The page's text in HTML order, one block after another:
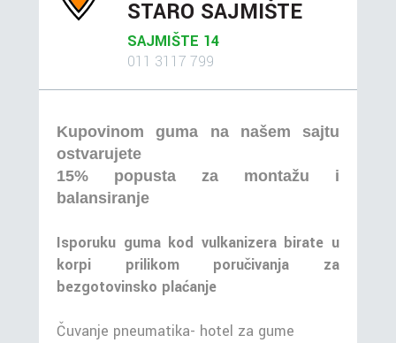
STARO SAJMIŠTE
SAJMIŠTE 14
011 3117 799
Kupovinom guma na našem sajtu
ostvarujete
15% popusta za montažu i
balansiranje
Isporuku guma kod vulkanizera birate u
korpi prilikom poručivanja za
bezgotovinsko plaćanje
Čuvanje pneumatika- hotel za gume